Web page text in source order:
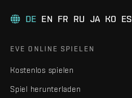
DE EN FR RU JA KO ES
EVE ONLINE SPIELEN
Kostenlos spielen
Spiel herunterladen